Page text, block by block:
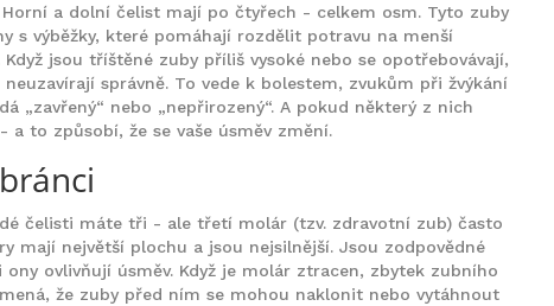
a dolní čelist mají po čtyřech - celkem osm. Tyto zuby
s výběžky, které pomáhají rozdělit potravu na menší
jsou tříštěné zuby příliš vysoké nebo se opotřebovávají,
správně. To vede k bolestem, zvukům při žvýkání
„zavřený“ nebo „nepřirozený“. A pokud některý z nich
to způsobí, že se vaše úsměv změní.
čelisti máte tři - ale třetí molár (tzv. zdravotní zub) často
mají největší plochu a jsou nejsilnější. Jsou zodpovědné
ovlivňují úsměv. Když je molár ztracen, zbytek zubního
že zuby před ním se mohou naklonit nebo vytáhnout